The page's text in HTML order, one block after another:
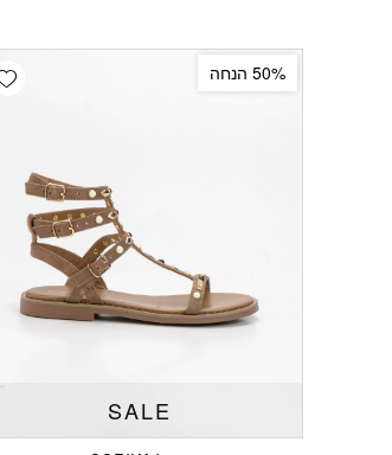
50% הנחה
SALE